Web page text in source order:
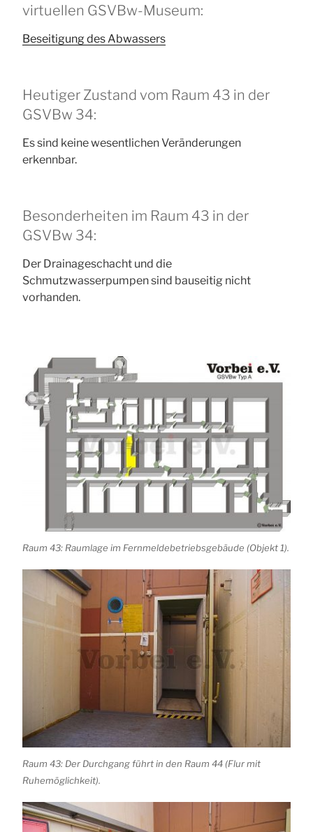
virtuellen GSVBw-Museum:
Beseitigung des Abwassers
Heutiger Zustand vom Raum 43 in der
GSVBw 34:
Es sind keine wesentlichen Veränderungen
erkennbar.
Besonderheiten im Raum 43 in der
GSVBw 34:
Der Drainageschacht und die
Schmutzwasserpumpen sind bauseitig nicht
vorhanden.
Raum 43: Raumlage im Fernmeldebetriebsgebäude (Objekt 1).
Raum 43: Der Durchgang führt in den Raum 44 (Flur mit
Ruhemöglichkeit).